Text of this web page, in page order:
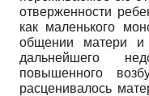
отверженности
как маленького
общении матери
дальнейшего
повышенного
расценивалось